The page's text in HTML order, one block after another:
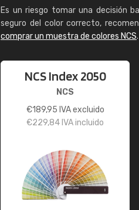
Es un riesgo tomar una decisión
seguro del color correcto,
comprar un muestra de colores NCS.
NCS Index 2050
NCS
€189,95 IVA excluido
€229,84 IVA incluido